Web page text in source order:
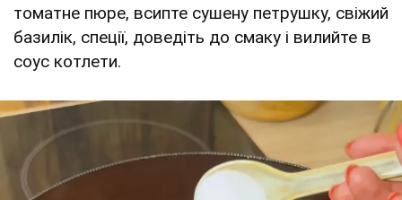
томатне пюре, всипте сушену петрушку, свіжий
базилік, спеції, доведіть до смаку і вилийте в
соус котлети.